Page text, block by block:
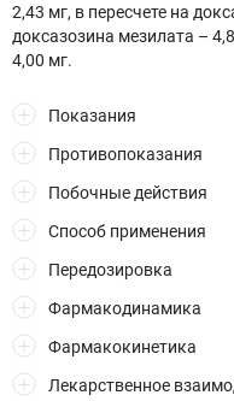
2,43 мг, в пересчете на
доксазозина мезилата –
4,00 мг.
Показания
Противопоказания
Побочные действия
Способ применения
Передозировка
Фармакодинамика
Фармакокинетика
Лекарственное